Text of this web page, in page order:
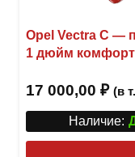
Opel Vectra C —
1 дюйм комфорт
17 000,00 ₽ (в
Наличие: